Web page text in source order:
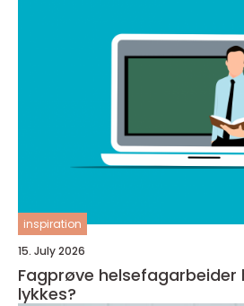
inspiration
15. July 2026
Fagprøve helsefagarbeider hva kreves for å
lykkes?